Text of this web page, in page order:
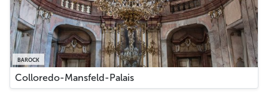
BAROCK
Colloredo-Mansfeld-Palais